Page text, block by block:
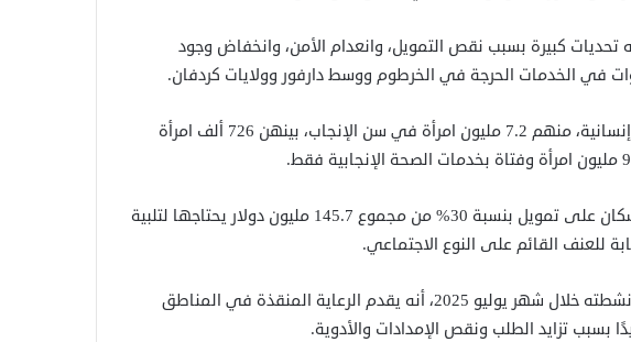
تحديات كبيرة بسبب نقص التمويل، وانعدام الأمن، وانخفاض وجود
في الخدمات الحرجة في الخرطوم ووسط دارفور وولايات كردفان.
ويحتاج 30.4 مليون سوداني إلى مساعدات إنسانية، منهم 7.2 مليون امرأة في سن الإنجاب، بينهن 726 ألف امرأة
وحصلت خطة الاستجابة الخاصة بصندوق السكان على تمويل بنسبة 30% من مجموع 145.7 مليون دولار يحتاجها لتلبية
للعنف القائم على النوع الاجتماعي.
وأوضح الصندوق، في التقرير الذي يغطي أنشطته خلال شهر يوليو 2025، أنه يقدم الرعاية المنقذة في المناطق
تزايد الطلب ونقص الإمدادات والأدوية.